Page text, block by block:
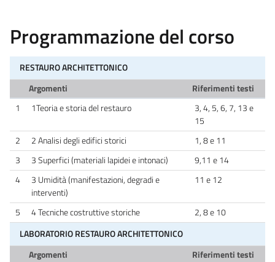
Programmazione del corso
RESTAURO ARCHITETTONICO
Argomenti
Riferimenti testi
1
1Teoria e storia del restauro
3, 4, 5, 6, 7, 13 e
15
2
2 Analisi degli edifici storici
1, 8 e 11
3
3 Superfici (materiali lapidei e intonaci)
9,11 e 14
4
3 Umidità (manifestazioni, degradi e
interventi)
11 e 12
5 4 Tecniche costruttive storiche
2, 8 e 10
LABORATORIO RESTAURO ARCHITETTONICO
Argomenti
Riferimenti testi